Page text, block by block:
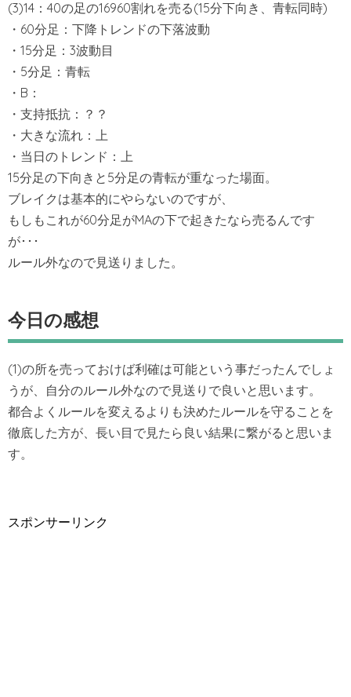
(3)14：40の足の16960割れを売る(15分下向き、青転同時)
・60分足：下降トレンドの下落波動
・15分足：3波動目
・5分足：青転
・B：
・支持抵抗：？？
・大きな流れ：上
・当日のトレンド：上
15分足の下向きと5分足の青転が重なった場面。
ブレイクは基本的にやらないのですが、
もしもこれが60分足がMAの下で起きたなら売るんです
が･･･
ルール外なので見送りました。
今日の感想
(1)の所を売っておけば利確は可能という事だったんでしょ
うが、自分のルール外なので見送りで良いと思います。
都合よくルールを変えるよりも決めたルールを守ることを
徹底した方が、長い目で見たら良い結果に繋がると思いま
す。
スポンサーリンク